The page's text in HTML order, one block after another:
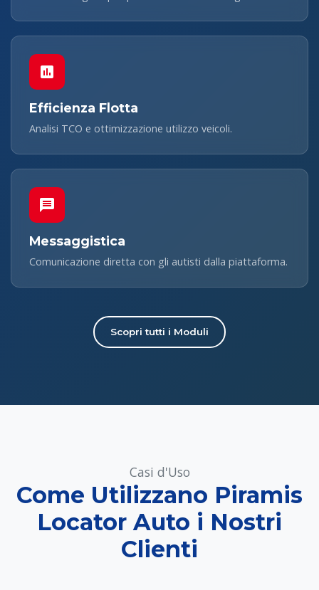
Efficienza Flotta
Analisi TCO e ottimizzazione utilizzo veicoli.
Messaggistica
Comunicazione diretta con gli autisti dalla piattaforma.
Scopri tutti i Moduli
Casi d'Uso
Come Utilizzano Piramis
Locator Auto i Nostri
Clienti